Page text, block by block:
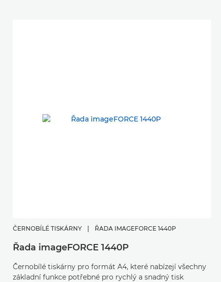
ČERNOBÍLÉ TISKÁRNY ŘADA IMAGEFORCE 1440P
Řada imageFORCE 1440P
Černobílé tiskárny pro formát A4, které nabízejí všechny
základní funkce potřebné pro rychlý a snadný tisk